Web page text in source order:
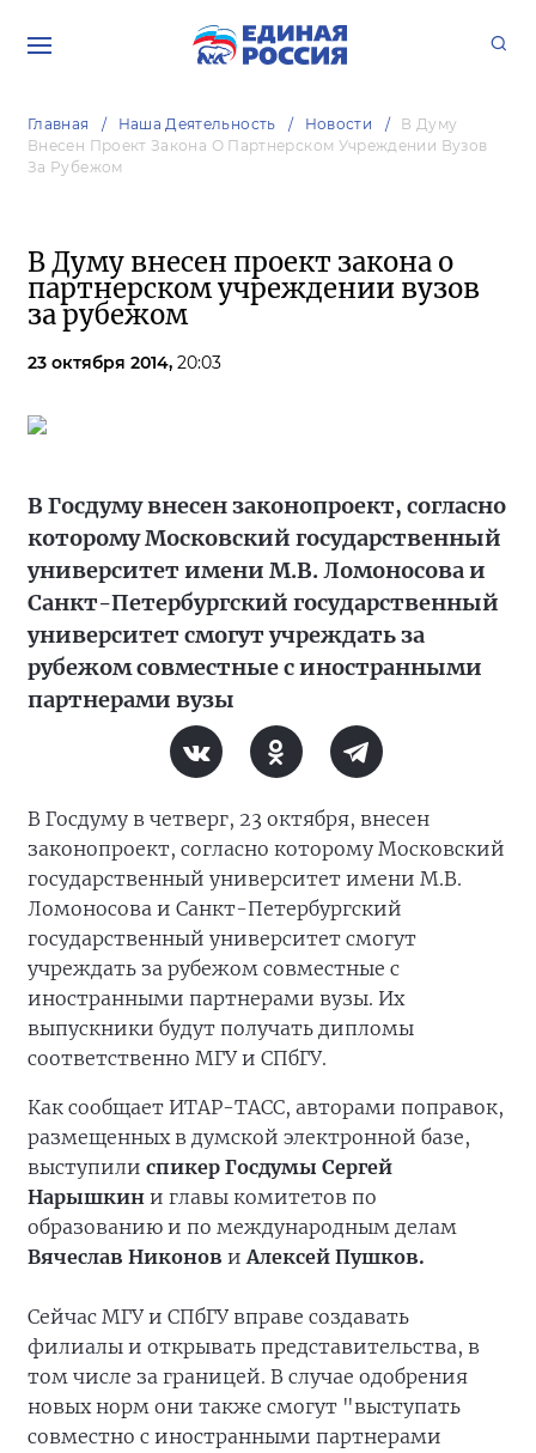
Главная Наша Деятельность Новости
В Думу
Внесен Проект Закона О Партнерском Учреждении Вузов
За Рубежом
В Думу внесен проект закона о
партнерском учреждении вузов
за рубежом
23 октября 2014, 20:03
В Госдуму внесен законопроект, согласно
которому Московский государственный
университет имени М.В. Ломоносова и
Санкт-Петербургский государственный
университет смогут учреждать за
рубежом совместные с иностранными
партнерами вузы
В Госдуму в четверг, 23 октября, внесен
законопроект, согласно которому Московский
государственный университет имени М.В.
Ломоносова и Санкт-Петербургский
государственный университет смогут
учреждать за рубежом совместные с
иностранными партнерами вузы. Их
выпускники будут получать дипломы
соответственно МГУ и СПбГУ.
Как сообщает ИТАР-ТАСС, авторами поправок,
размещенных в думской электронной базе,
выступили спикер Госдумы Сергей
Нарышкин и главы комитетов по
образованию и по международным делам
Вячеслав Никонов иАлексей Пушков.
Сейчас МГУ и СПбГУ вправе создавать
филиалы и открывать представительства, в
том числе за границей. В случае одобрения
новых норм они также смогут "выступать
совместно с иностранными партнерами